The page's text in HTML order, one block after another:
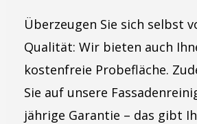
Überzeugen Sie sich selbst
Qualität: Wir bieten auch
kostenfreie Probefläche.
Sie auf unsere
jährige Garantie – das gibt